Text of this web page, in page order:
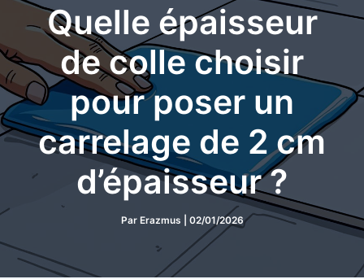
Quelle épaisseur
de colle choisir
pour poser un
carrelage de 2 cm
d’épaisseur ?
Par Erazmus 02/01/2026